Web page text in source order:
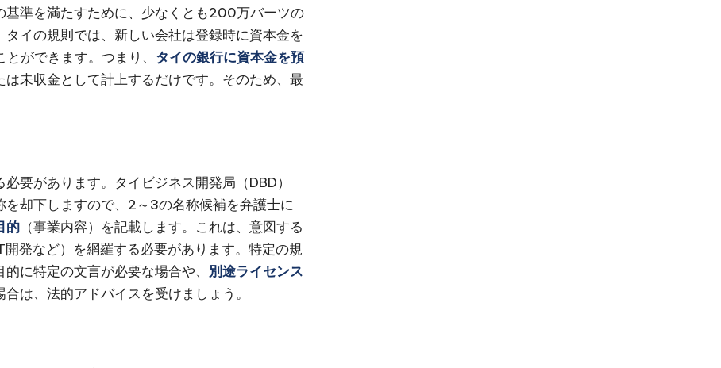
準を満たすために、少なくとも200万バーツの
イの規則では、新しい会社は登録時に資本金を
ができます。つまり、 タイの銀行に資本金を預
未収金として計上するだけです。そのため、最
要があります。タイビジネス開発局（DBD）
却下しますので、2～3の名称候補を弁護士に
的 （事業内容）を記載します。これは、意図する
発など）を網羅する必要があります。特定の規
に特定の文言が必要な場合や、 別途ライセンス
は、法的アドバイスを受けましょう。